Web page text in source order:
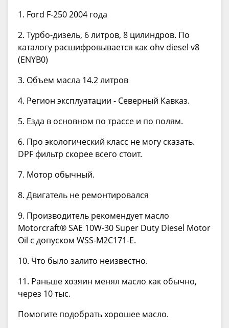
1. Ford F-250 2004 года
2. Турбо-дизель, 6 литров, 8 цилиндров. По
каталогу расшифровывается как ohv diesel v8
(ENYB0)
3. Объем масла 14.2 литров
4. Регион эксплуатации - Северный Кавказ.
5. Езда в основном по трассе и по полям.
6. Про экологический класс не могу сказать.
DPF фильтр скорее всего стоит.
7. Мотор обычный.
8. Двигатель не ремонтировался
9. Производитель рекомендует масло
Motorcraft® SAE 10W-30 Super Duty Diesel Motor
Oil с допуском WSS-M2C171-E.
10. Что было залито неизвестно.
11. Раньше хозяин менял масло как обычно,
через 10 тыс.
Помогите подобрать хорошее масло.